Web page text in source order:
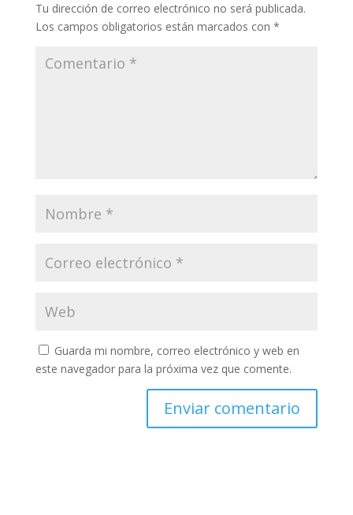
Tu dirección de correo electrónico no será publicada.
Los campos obligatorios están marcados con *
Guarda mi nombre, correo electrónico y web en
este navegador para la próxima vez que comente.